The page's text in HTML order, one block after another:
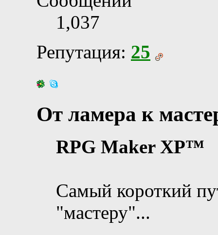
1,037
Репутация: 25
От ламера к
RPG Maker XP™
Самый короткий
"мастеру"...